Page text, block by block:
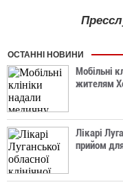
ОСТАННІ НОВИНИ
Мобільні
жителям
Лікарі
прийом